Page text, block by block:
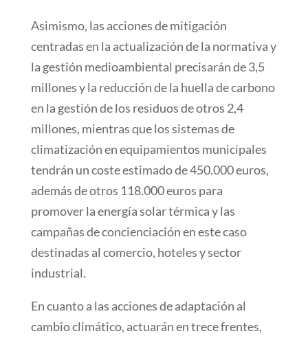
Asimismo, las acciones de mitigación
centradas en la actualización de la normativa y
la gestión medioambiental precisarán de 3,5
millones y la reducción de la huella de carbono
en la gestión de los residuos de otros 2,4
millones, mientras que los sistemas de
climatización en equipamientos municipales
tendrán un coste estimado de 450.000 euros,
además de otros 118.000 euros para
promover la energía solar térmica y las
campañas de concienciación en este caso
destinadas al comercio, hoteles y sector
industrial.
En cuanto a las acciones de adaptación al
cambio climático, actuarán en trece frentes,